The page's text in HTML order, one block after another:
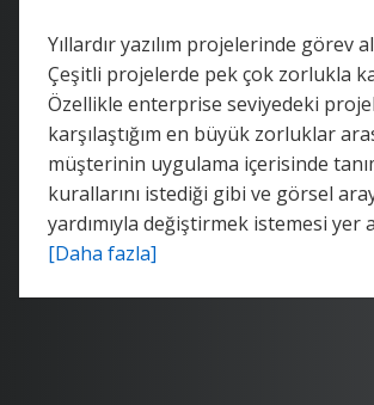
Yıllardır yazılım projelerinde görev
Çeşitli projelerde pek çok zorlukla
Özellikle enterprise seviyedeki
karşılaştığım en büyük zorluklar
müşterinin uygulama içerisinde
kurallarını istediği gibi ve görsel
yardımıyla değiştirmek istemesi yer
[Daha fazla]